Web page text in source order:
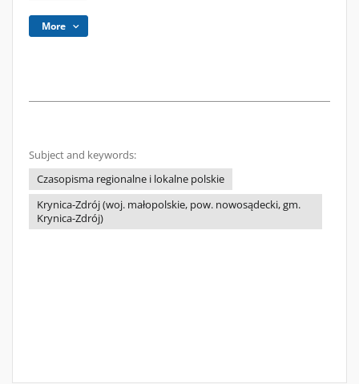
More
Subject and keywords:
Czasopisma regionalne i lokalne polskie
Krynica-Zdrój (woj. małopolskie, pow. nowosądecki, gm.
Krynica-Zdrój)